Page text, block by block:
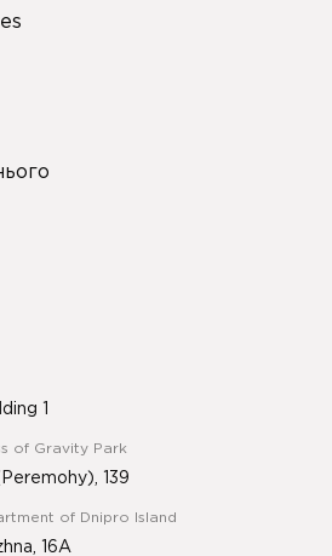
1
of Gravity Park
139
of Dnipro Island
16A